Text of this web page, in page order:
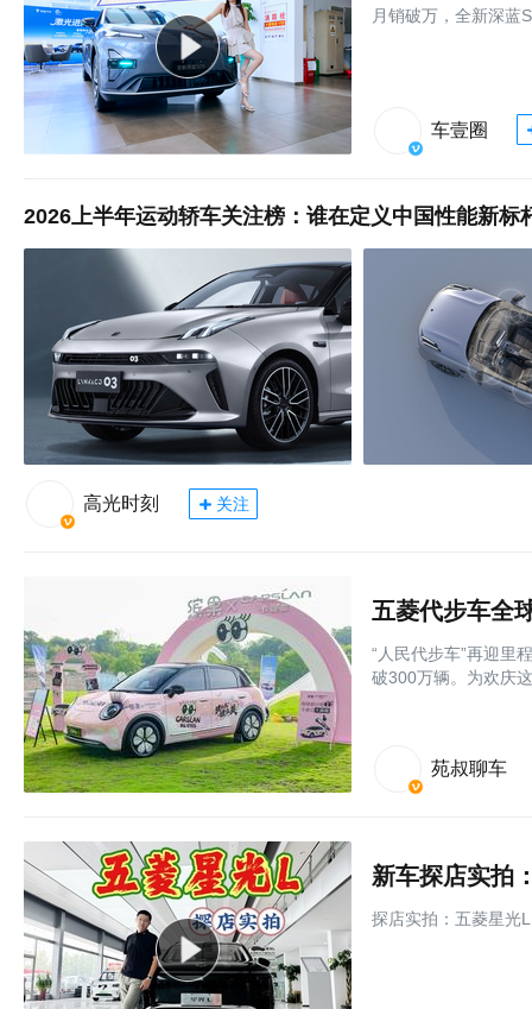
月销破万，全新深蓝
车壹圈
2026上半年运动轿车关注榜：谁在定义中国性能新标
高光时刻 关注
五菱代步车全
“人民代步车”再迎里
破300万辆。为欢庆
苑叔聊车
新车探店实拍
探店实拍：五菱星光